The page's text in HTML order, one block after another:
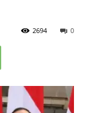
0
2694